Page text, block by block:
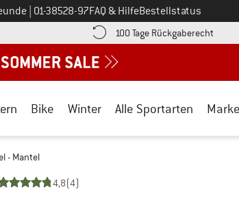
Ruf uns an unter
01-38528-97FAQ & HilfeBestellstatus
Infos hier! Öffnet sich in einer Infobox
100 Tage Rückgaberecht
Bike Winter Alle Sportarten
- Mantel
4,8(4)